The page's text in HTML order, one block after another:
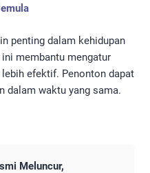
penting dalam kehidupan
membantu mengatur
efektif. Penonton dapat
dalam waktu yang sama.
Meluncur,